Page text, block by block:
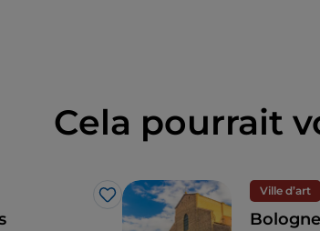
Cela pourrait
J’aime
Ville d’art